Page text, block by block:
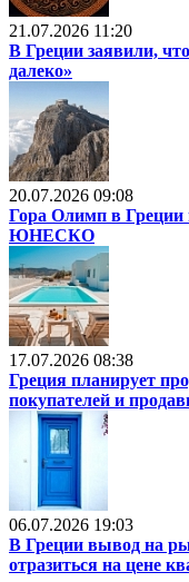
21.07.2026 11:20
В Греции заявили,
далеко»
20.07.2026 09:08
Гора Олимп в Греции
ЮНЕСКО
17.07.2026 08:38
Греция планирует
покупателей и
06.07.2026 19:03
В Греции вывод на
отразиться на цене